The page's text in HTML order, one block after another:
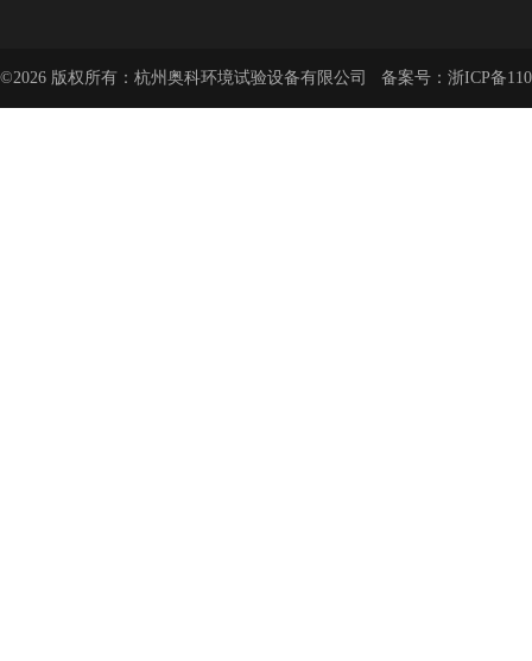
©2026 版权所有：杭州奥科环境试验设备有限公司 备案号： 浙ICP备